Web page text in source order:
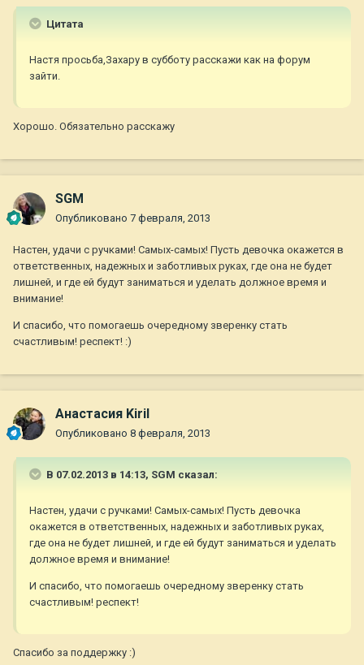
Цитата
Настя просьба,Захару в субботу расскажи как на форум
зайти.
Хорошо. Обязательно расскажу
SGM
Опубликовано 7 февраля, 2013
Настен, удачи с ручками! Самых-самых! Пусть девочка окажется в
ответственных, надежных и заботливых руках, где она не будет
лишней, и где ей будут заниматься и уделать должное время и
внимание!
И спасибо, что помогаешь очередному зверенку стать
счастливым! респект! :)
Анастасия Kiril
Опубликовано 8 февраля, 2013
В 07.02.2013 в 14:13, SGM сказал:
Настен, удачи с ручками! Самых-самых! Пусть девочка
окажется в ответственных, надежных и заботливых руках,
где она не будет лишней, и где ей будут заниматься и уделать
должное время и внимание!
И спасибо, что помогаешь очередному зверенку стать
счастливым! респект!
Спасибо за поддержку :)